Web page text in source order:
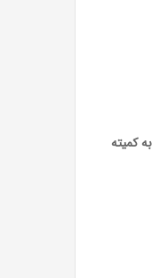
به کمیته